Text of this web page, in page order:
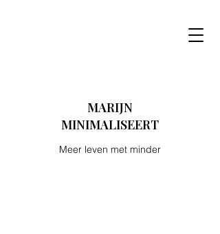
MARIJN
MINIMALISEERT
Meer leven met minder